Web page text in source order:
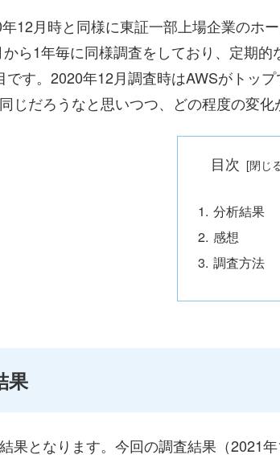
12月時と同様に東証一部上場企業のホ
ら1年毎に同様調査をしており、定期的
す。2020年12月調査時はAWSがトップ
じだろうなと思いつつ、どの程度の変化
目次
分析結果
感想
調査方法
果
果となります。今回の調査結果（2021